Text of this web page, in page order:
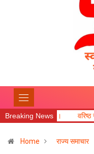
Breaking News
राज्य आंदोलनकारी देवेश्वरी
Home राज्य समाचार